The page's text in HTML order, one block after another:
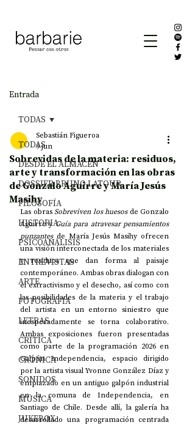
Entrada
TODAS
DESDE EL ALMACÉN
DOSSIER BRUNO LATOUR
FILOSOFÍA
HISTORIA
PSICOANÁLISIS
ENTREVISTAS
ARTE
FOTOGRAFÍA
LETRAS
CRÍTICA
CRÓNICA
SONIDOS
MÚSICA
JUKEBOX
TODAS
Sobrevidas de la materia: residuos,
arte y transformación en las obras
de Gonzalo Aguirre y María Jesús
Masihy
Sebastián Figueroa
9 jun
Las obras Sobreviven los huesos de Gonzalo
Aguirre y Guía para atravesar pensamientos
punzantes de María Jesús Masihy ofrecen
una visión interconectada de los materiales
y residuos que dan forma al paisaje
contemporáneo. Ambas obras dialogan con
el extractivismo y el desecho, así como con
las posibilidades de la materia y el trabajo
del artista en un entorno siniestro que
inesperadamente se torna colaborativo.
Ambas exposiciones fueron presentadas
como parte de la programación 2026 en
Galpón Independencia, espacio dirigido
por la artista visual Yvonne González Díaz y
emplazado en un antiguo galpón industrial
en la comuna de Independencia, en
Santiago de Chile. Desde allí, la galería ha
desarrollado una programación centrada